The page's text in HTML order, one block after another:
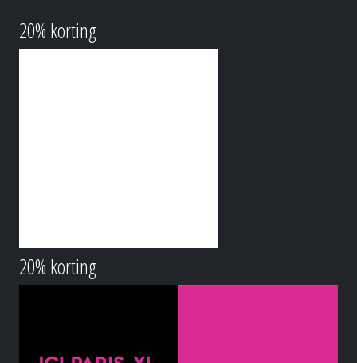
20% korting
20% korting